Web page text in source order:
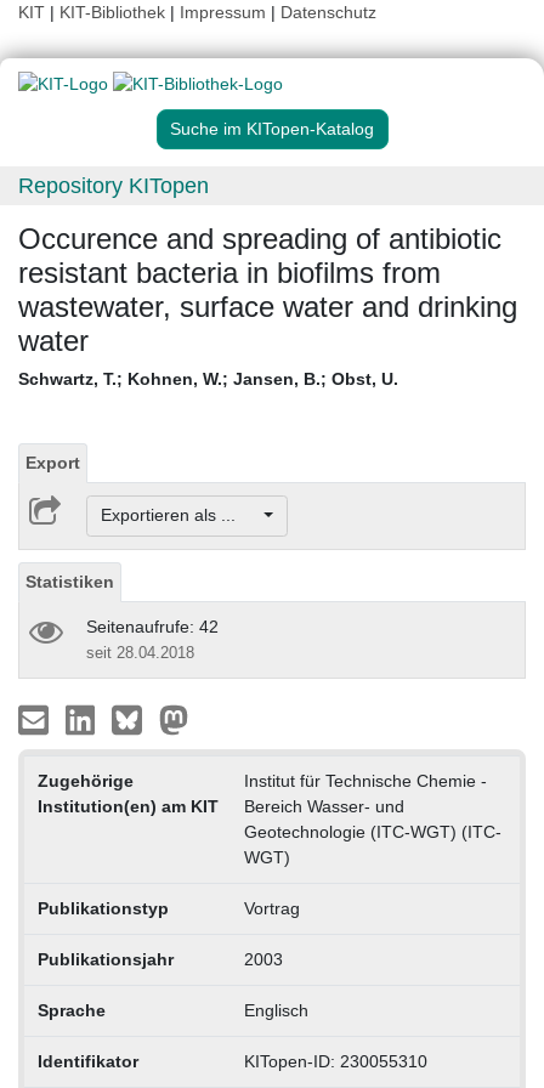
KIT | KIT-Bibliothek | Impressum | Datenschutz
Suche im KITopen-Katalog
Repository KITopen
Occurence and spreading of antibiotic
resistant bacteria in biofilms from
wastewater, surface water and drinking
water
Schwartz, T.; Kohnen, W.; Jansen, B.; Obst, U.
Export
Exportieren als ...
Statistiken
Seitenaufrufe: 42
seit 28.04.2018
Zugehörige
Institution(en) am KIT
Institut für Technische Chemie -
Bereich Wasser- und
Geotechnologie (ITC-WGT) (ITC-
WGT)
Publikationstyp Vortrag
Publikationsjahr 2003
Sprache Englisch
Identifikator KITopen-ID: 230055310